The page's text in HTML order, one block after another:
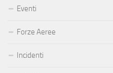
Eventi
Forze Aeree
Incidenti